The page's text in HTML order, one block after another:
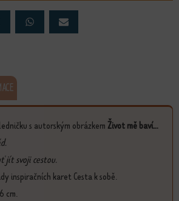
s autorským obrázkem Život mě baví...
jít svoji cestou.
inspiračních karet Cesta k sobě.
cm.